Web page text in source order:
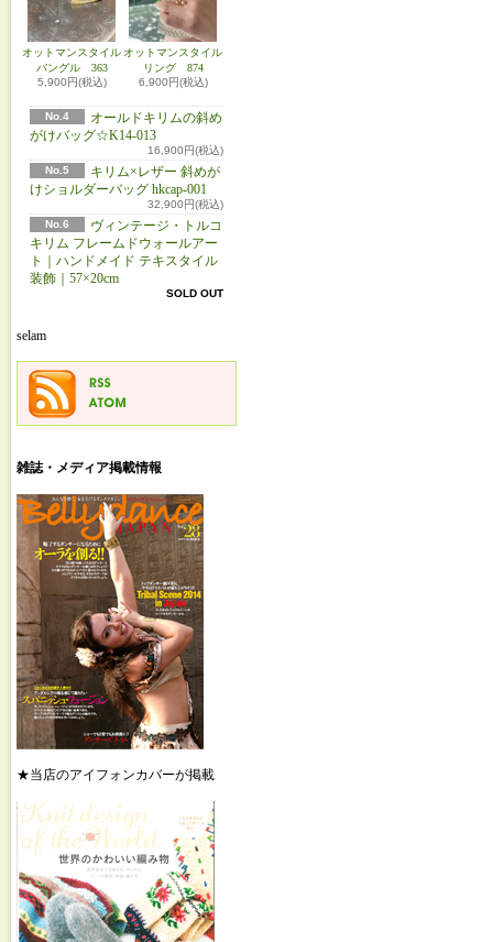
オットマンスタイル
バングル 363
5,900円(税込)
オットマンスタイル
リング 874
6,900円(税込)
No.4
オールドキリムの斜め
がけバッグ☆K14-013
16,900円(税込)
No.5
キリム×レザー 斜めが
けショルダーバッグ hkcap-001
32,900円(税込)
No.6
ヴィンテージ・トルコ
キリム フレームドウォールアー
ト｜ハンドメイド テキスタイル
装飾｜57×20cm
SOLD OUT
selam
雑誌・メディア掲載情報
★当店のアイフォンカバーが掲載